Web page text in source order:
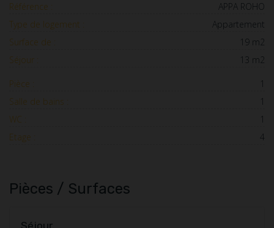
Référence :
APPA ROHO
Type de logement :
Appartement
Surface de :
19 m2
Séjour :
13 m2
Pièce :
1
Salle de bains :
1
WC :
1
Etage :
4
Pièces / Surfaces
Séjour